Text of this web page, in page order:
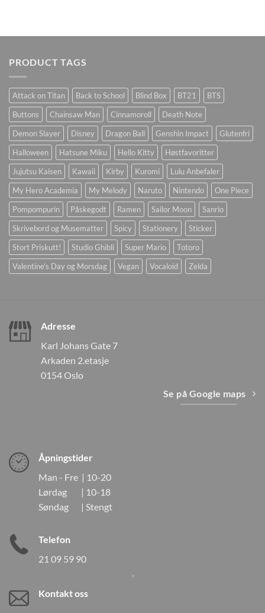
PRODUCT TAGS
Attack on Titan Back to School Blind Box BT21
BTS
Buttons
Chainsaw Man Cinnamoroll
Death Note
Demon Slayer
Disney Dragon Ball Genshin Impact
Glutenfri
Halloween
Hatsune Miku Hello Kitty
Høstfavoritter
Jujutsu Kaisen
Kawaii Kirby Kuromi
Lulu Anbefaler
My Hero Academia
My Melody Naruto Nintendo
One Piece
Pompompurin
Påskegodt Ramen Sailor Moon
Sanrio
Skrivebord og Musematter
Spicy Stationery
Sticker
Stort Priskutt!
Studio Ghibli Super Mario
Totoro
Valentine's Day og Morsdag
Vegan Vocaloid Zelda
Adresse
Karl Johans Gate 7
Arkaden 2.etasje
0154 Oslo
Se på Google maps
Åpningstider
Man - Fre | 10-20
Lørdag | 10-18
Søndag | Stengt
Telefon
21 09 59 90
Kontakt oss